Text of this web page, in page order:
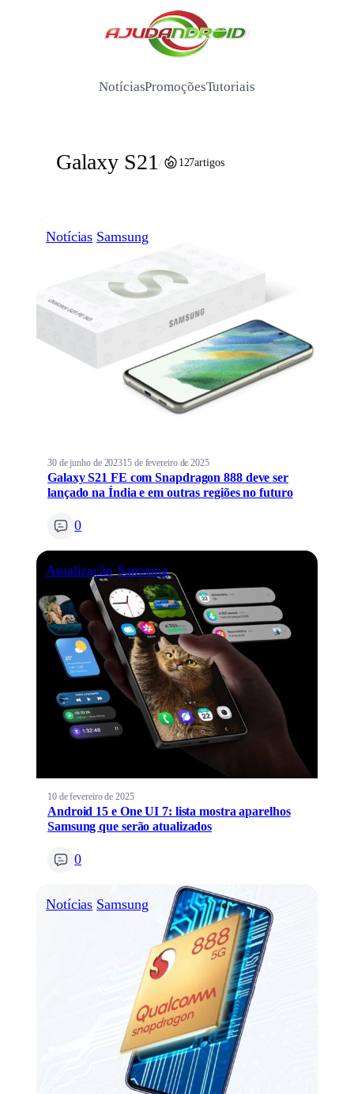
/
NotíciasPromoçõesTutoriais
Galaxy S21 / 127artigos
Notícias Samsung
30 de junho de 202315 de fevereiro de 2025
Galaxy S21 FE com Snapdragon 888 deve ser
lançado na Índia e em outras regiões no futuro
0
Atualização Samsung
10 de fevereiro de 2025
Android 15 e One UI 7: lista mostra aparelhos
Samsung que serão atualizados
0
Notícias Samsung